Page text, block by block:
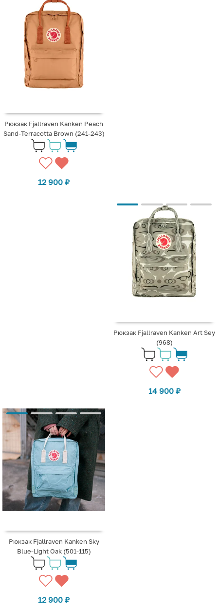
Рюкзак Fjallraven Kanken Peach
Sand-Terracotta Brown (241-243)
12 900 ₽
Рюкзак Fjallraven Kanken Art Sey
(968)
14 900 ₽
Рюкзак Fjallraven Kanken Sky
Blue-Light Oak (501-115)
12 900 ₽